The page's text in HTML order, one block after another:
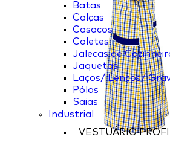
Batas
Calças
Casacos
Coletes
Jalecas de
Jaquetas
Laços/ Lenços/
Pólos
Saias
Industrial
VESTUÁRIO